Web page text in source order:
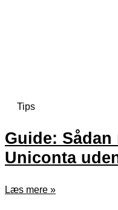
Tips
Guide:
Uniconta
Læs mere »